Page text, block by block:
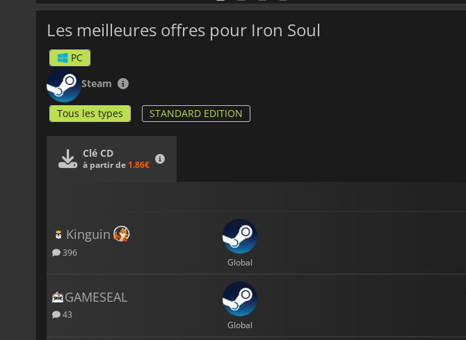
Les meilleures offres pour Iron Soul
PC
Steam
Tous les types STANDARD EDITION
Clé CD
à partir de 1.86€
Kinguin
396
Global
GAMESEAL
43
Global